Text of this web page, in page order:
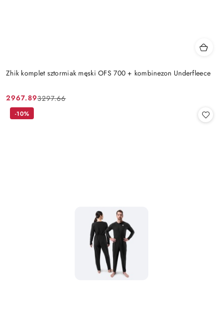
Zhik komplet sztormiak męski OFS 700 + kombinezon Underfleece
Cena
promocyjna:
2967.89
Cena
przed
3297.66
-10%